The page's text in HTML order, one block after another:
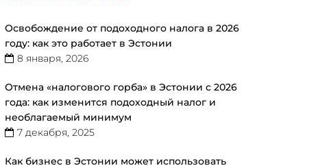
Освобождение от подоходного налога в 2026
году: как это работает в Эстонии
8 января, 2026
Отмена «налогового горба» в Эстонии с 2026
года: как изменится подоходный налог и
необлагаемый минимум
7 декабря, 2025
Как бизнес в Эстонии может использовать